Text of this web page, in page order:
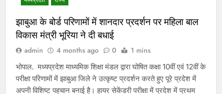
झाबुआ के बोर्ड परिणामों में शानदार प्रदर्शन पर महिला बाल
विकास मंत्री भूरिया ने दी बधाई
admin 4 months ago 0 1 mins
भोपाल. मध्यप्रदेश माध्यमिक शिक्षा मंडल द्वारा घोषित कक्षा 10वीं एवं 12वीं के
परीक्षा परिणामों में झाबुआ जिले ने उत्कृष्ट प्रदर्शन करते हुए पूरे प्रदेश में
अपनी विशिष्ट पहचान बनाई है। हायर सेकेंडरी परीक्षा में प्रदेश में प्रथम